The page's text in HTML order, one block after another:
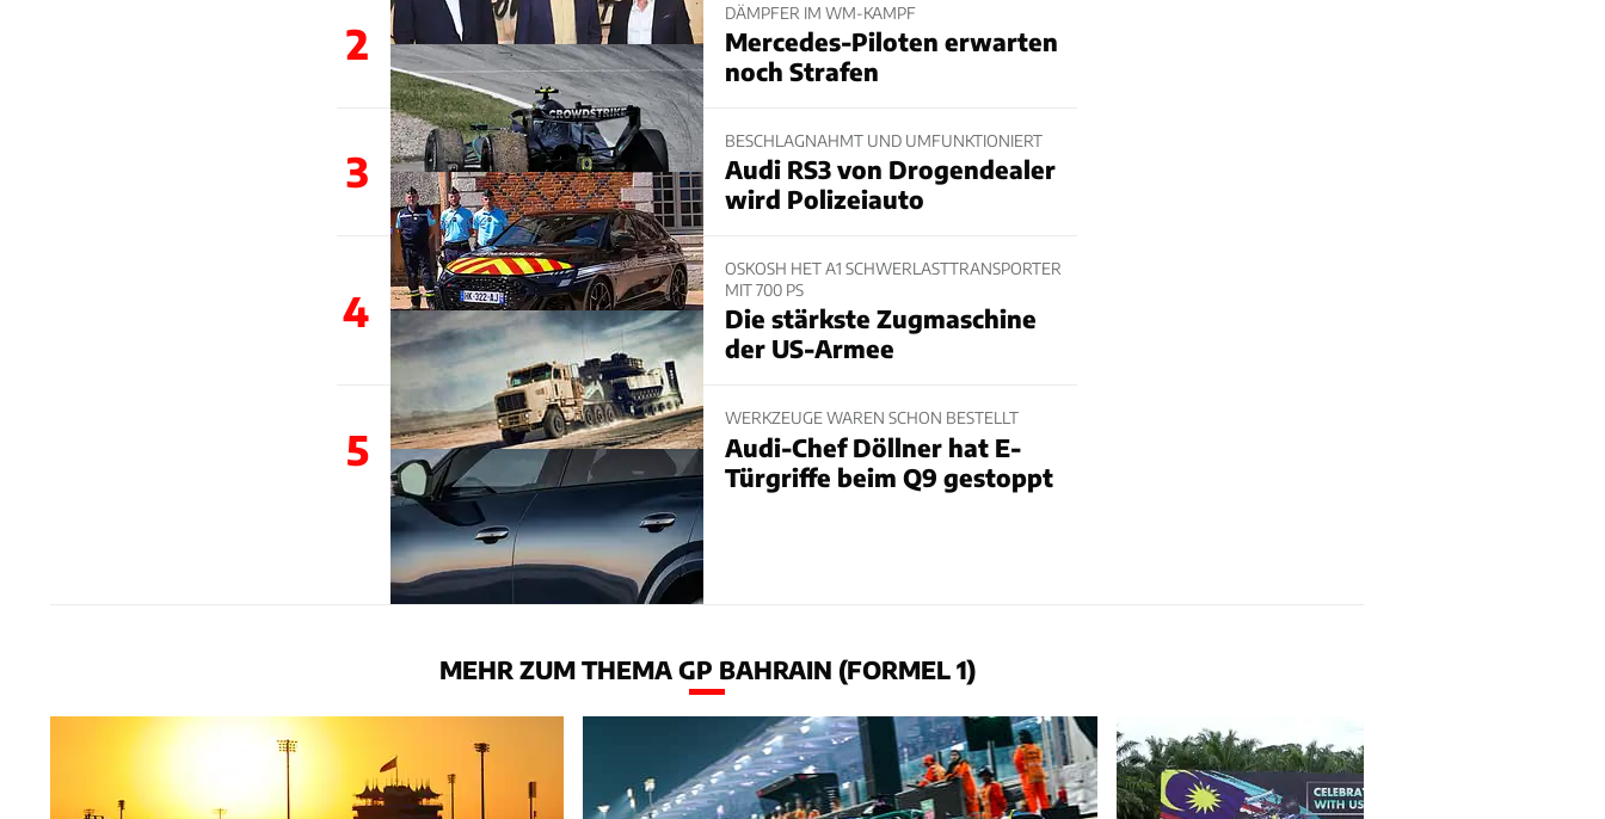
2
DÄMPFER IM WM-KAMPF
Mercedes-Piloten erwarten
noch Strafen
3
BESCHLAGNAHMT UND UMFUNKTIONIERT
Audi RS3 von Drogendealer
wird Polizeiauto
4
OSKOSH HET A1 SCHWERLASTTRANSPORTER
MIT 700 PS
Die stärkste Zugmaschine
der US-Armee
5
WERKZEUGE WAREN SCHON BESTELLT
Audi-Chef Döllner hat E-
Türgriffe beim Q9 gestoppt
MEHR ZUM THEMA GP BAHRAIN (FORMEL 1)